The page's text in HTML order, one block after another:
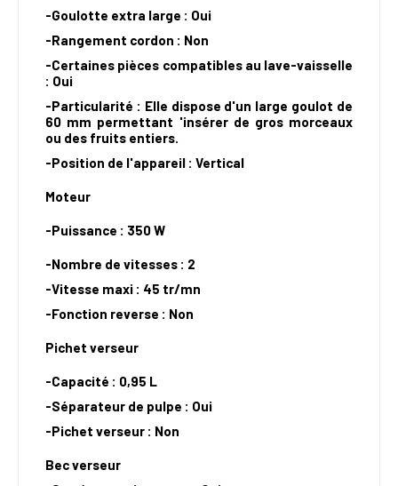
-Goulotte extra large : Oui
-Rangement cordon : Non
-Certaines pièces compatibles au lave-vaisselle
: Oui
-Particularité : Elle dispose d'un large goulot de
60 mm permettant 'insérer de gros morceaux
ou des fruits entiers.
-Position de l'appareil : Vertical
Moteur
-Puissance : 350 W
-Nombre de vitesses : 2
-Vitesse maxi : 45 tr/mn
-Fonction reverse : Non
Pichet verseur
-Capacité : 0,95 L
-Séparateur de pulpe : Oui
-Pichet verseur : Non
Bec verseur